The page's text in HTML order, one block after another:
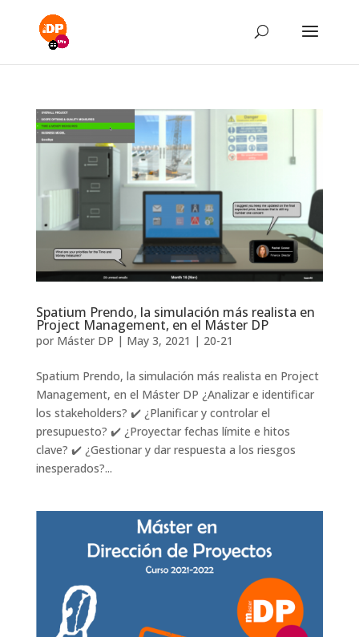
Spatium Prendo, la simulación más realista en
Project Management, en el Máster DP
por Máster DP | May 3, 2021 | 20-21
Spatium Prendo, la simulación más realista en Project
Management, en el Máster DP ¿Analizar e identificar
los stakeholders? ✔️ ¿Planificar y controlar el
presupuesto? ✔️ ¿Proyectar fechas límite e hitos
clave? ✔️ ¿Gestionar y dar respuesta a los riesgos
inesperados?...